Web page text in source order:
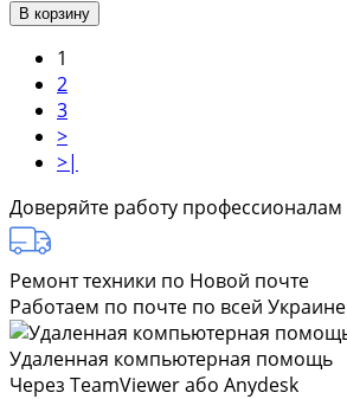
В корзину
1
2
3
>
>|
Доверяйте работу профессионалам
Ремонт техники по Новой почте
Работаем по почте по всей Украине
Удаленная компьютерная помощь
Через TeamViewer або Anydesk